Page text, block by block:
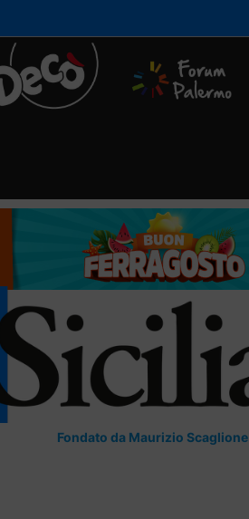
Fondato da Maurizio Scaglione